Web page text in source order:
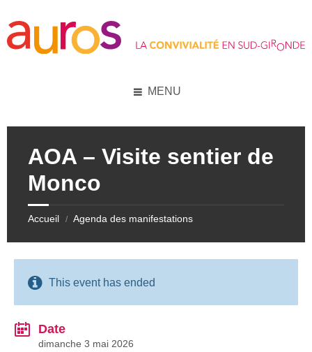
content
left
sidebar
right
sidebar
footer
MENU
AOA – Visite sentier de
Monco
Accueil / Agenda des manifestations
This event has ended
Date
dimanche 3 mai 2026